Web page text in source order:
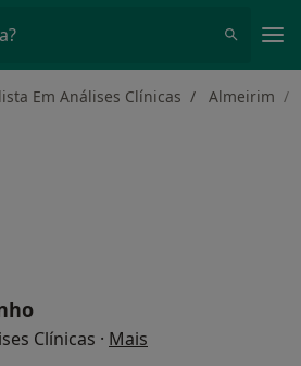
Em Análises Clínicas Almeirim
Clínicas · Mais